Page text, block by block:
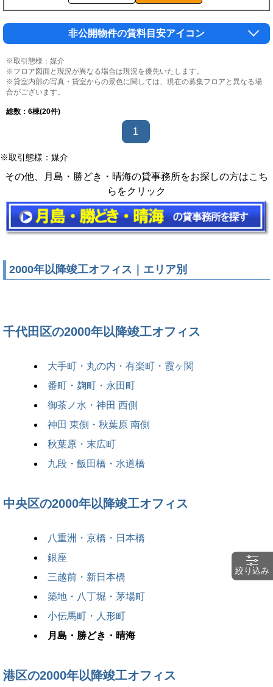
非公開物件の賃料目安アイコン
※取引態様：媒介
※フロア図面と現況が異なる場合は現況を優先いたします。
※貸室内部の写真・貸室からの景色に関しては、現在の募集フロアと異なる場
合がございます。
総数： 6棟(20件)
1
※取引態様：媒介
その他、月島・勝どき・晴海の貸事務所をお探しの方はこち
らをクリック
2000年以降竣工オフィス｜エリア別
千代田区の2000年以降竣工オフィス
大手町・丸の内・有楽町・霞ヶ関
番町・麹町・永田町
御茶ノ水・神田 西側
神田 東側・秋葉原 南側
秋葉原・末広町
九段・飯田橋・水道橋
中央区の2000年以降竣工オフィス
八重洲・京橋・日本橋
銀座
三越前・新日本橋
築地・八丁堀・茅場町
小伝馬町・人形町
月島・勝どき・晴海
港区の2000年以降竣工オフィス
絞り込み